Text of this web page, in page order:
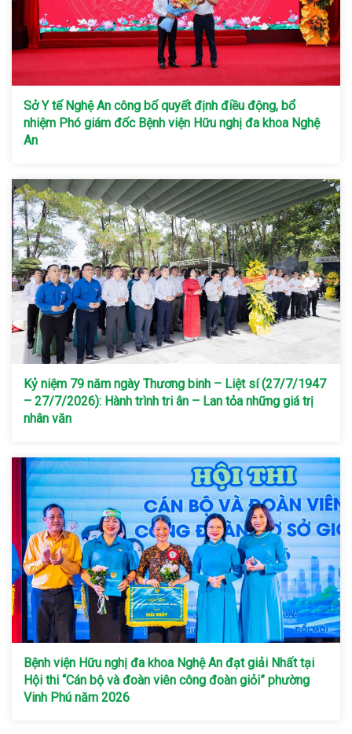
Sở Y tế Nghệ An công bố quyết định điều động, bổ
nhiệm Phó giám đốc Bệnh viện Hữu nghị đa khoa Nghệ
An
Kỷ niệm 79 năm ngày Thương binh – Liệt sí (27/7/1947
– 27/7/2026): Hành trình tri ân – Lan tỏa những giá trị
nhân văn
Bệnh viện Hữu nghị đa khoa Nghệ An đạt giải Nhất tại
Hội thi “Cán bộ và đoàn viên công đoàn giỏi” phường
Vinh Phú năm 2026